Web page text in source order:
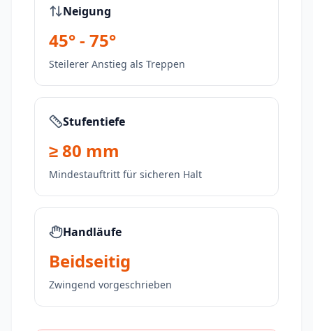
Neigung
45° - 75°
Steilerer Anstieg als Treppen
Stufentiefe
≥ 80 mm
Mindestauftritt für sicheren Halt
Handläufe
Beidseitig
Zwingend vorgeschrieben